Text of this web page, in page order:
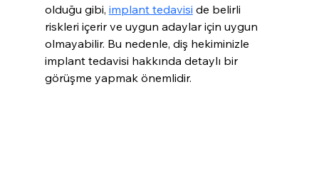
olduğu gibi, implant tedavisi de belirli
riskleri içerir ve uygun adaylar için uygun
olmayabilir. Bu nedenle, diş hekiminizle
implant tedavisi hakkında detaylı bir
görüşme yapmak önemlidir.